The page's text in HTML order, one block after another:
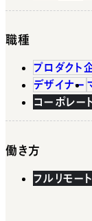
職種
プロダクト
デザイナー
コーポレー
働き方
フルリモー